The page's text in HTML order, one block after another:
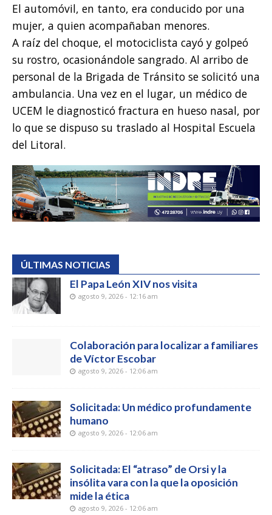
El automóvil, en tanto, era conducido por una
mujer, a quien acompañaban menores.
A raíz del choque, el motociclista cayó y golpeó
su rostro, ocasionándole sangrado. Al arribo de
personal de la Brigada de Tránsito se solicitó una
ambulancia. Una vez en el lugar, un médico de
UCEM le diagnosticó fractura en hueso nasal, por
lo que se dispuso su traslado al Hospital Escuela
del Litoral.
ÚLTIMAS NOTICIAS
El Papa León XIV nos visita
agosto 9, 2026 - 12:16 am
Colaboración para localizar a familiares
de Víctor Escobar
agosto 9, 2026 - 12:06 am
Solicitada: Un médico profundamente
humano
agosto 9, 2026 - 12:06 am
Solicitada: El “atraso” de Orsi y la
insólita vara con la que la oposición
mide la ética
agosto 9, 2026 - 12:06 am